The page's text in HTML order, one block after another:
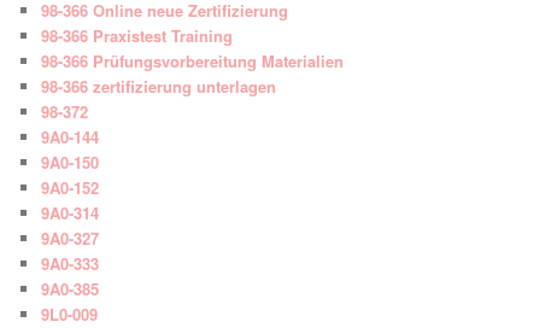
98-366 Online neue Zertifizierung
98-366 Praxistest Training
98-366 Prüfungsvorbereitung Materialien
98-366 zertifizierung unterlagen
98-372
9A0-144
9A0-150
9A0-152
9A0-314
9A0-327
9A0-333
9A0-385
9L0-009